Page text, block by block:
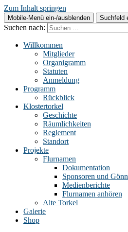
Zum Inhalt springen
Mobile-Menü ein-/ausblenden Suchfeld
Suchen nach:
Willkommen
Mitglieder
Organigramm
Statuten
Anmeldung
Programm
Rückblick
Klostertorkel
Geschichte
Räumlichkeiten
Reglement
Standort
Projekte
Flurnamen
Dokumentation
Sponsoren und
Medienberichte
Flurnamen anhören
Alte Torkel
Galerie
Shop